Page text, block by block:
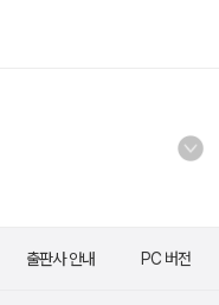
출판사 안내 PC 버전